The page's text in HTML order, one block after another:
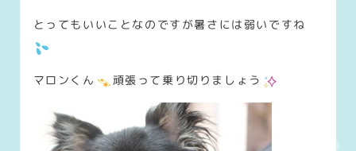
とってもいいことなのですが暑さには弱いですね
マロンくん 頑張って乗り切りましょう